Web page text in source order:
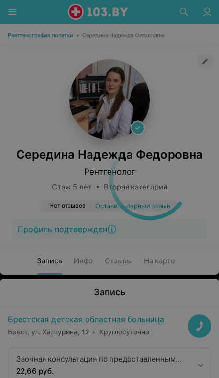
Рентгенография лопатки • Середина Надежда Федоровна
Середина Надежда Федоровна
Рентгенолог
Стаж 5 лет • Вторая категория
Нет отзывов Оставить первый отзыв
Профиль подтвержден
Запись Инфо Отзывы На карте
Запись
Брестская детская областная больница
Брест, ул. Халтурина, 12 Круглосуточно
Заочная консультация по предоставленным
рентгенограммам с оформлением протокола
22,66 руб.